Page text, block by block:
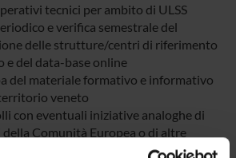
tecnici per ambito di ULSS
e verifica semestrale del
delle strutture/centri di riferimento
del data-base online
del materiale formativo e informativo
veneto
con eventuali iniziative analoghe di
della Comunità Europea o di altre
simili.